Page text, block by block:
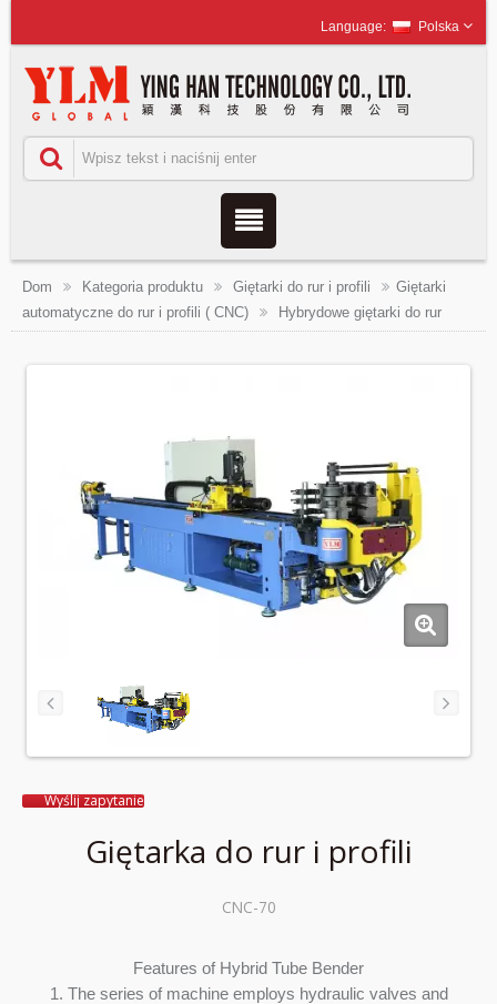
Polska
Dom Kategoria produktu Giętarki do rur i profili
Giętarki
automatyczne do rur i profili ( CNC)
Hybrydowe giętarki do rur
Wyślij zapytanie
Giętarka do rur i profili
CNC-70
Features of Hybrid Tube Bender
1. The series of machine employs hydraulic valves and